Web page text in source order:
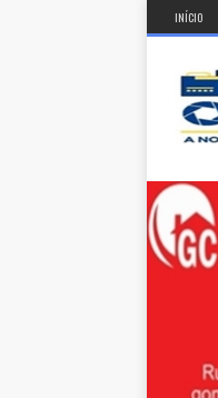
INÍCIO